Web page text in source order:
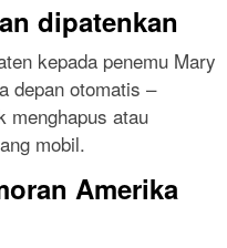
dipatenkan
kepada penemu Mary
depan otomatis –
menghapus atau
mobil.
Amerika